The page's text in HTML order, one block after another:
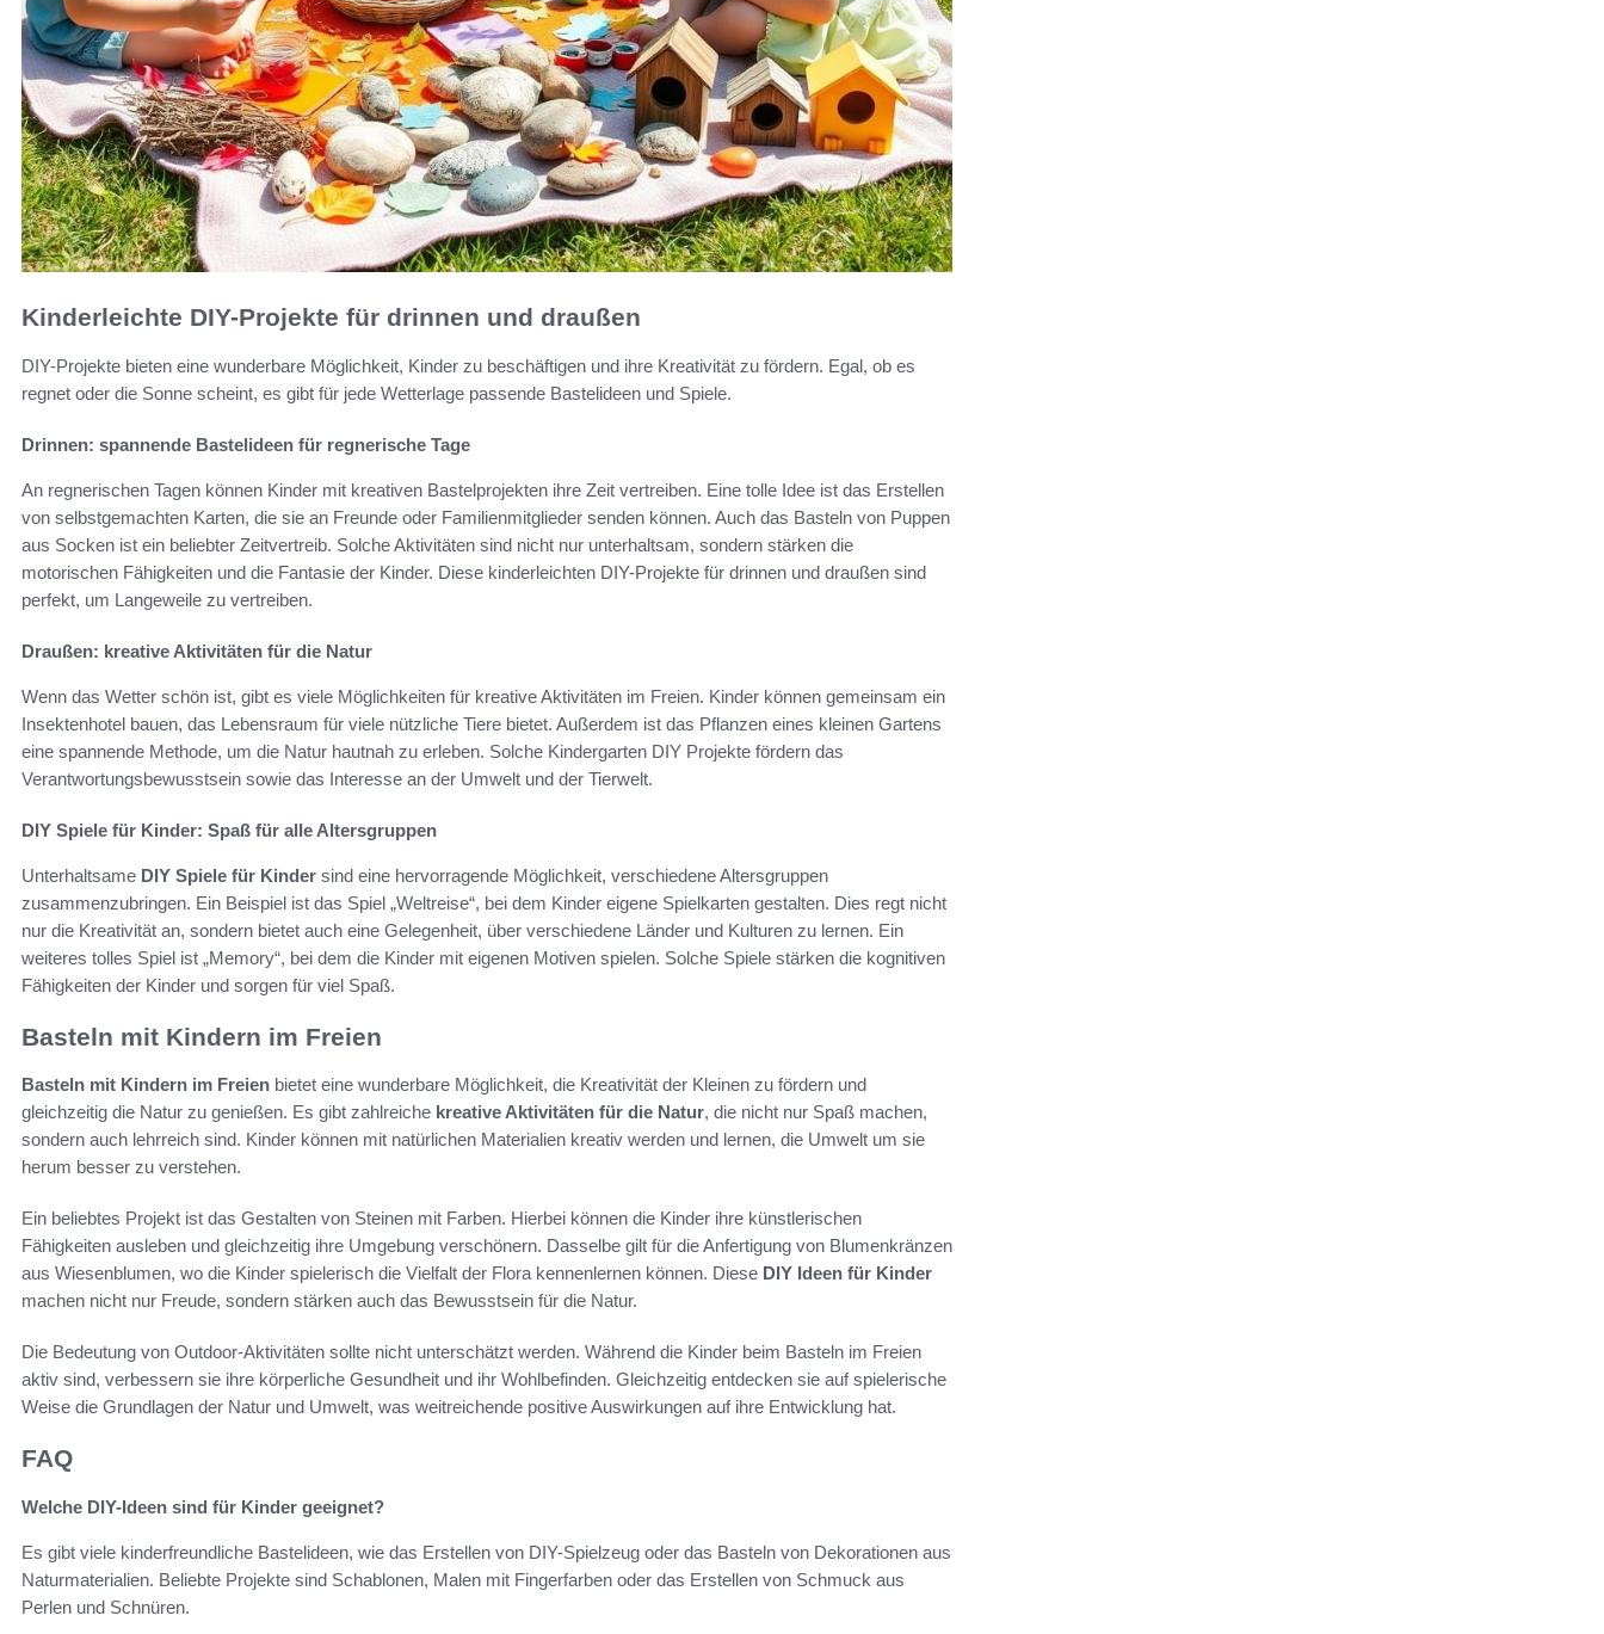
Kinderleichte DIY-Projekte für drinnen und draußen
DIY-Projekte bieten eine wunderbare Möglichkeit, Kinder zu beschäftigen und ihre Kreativität zu fördern. Egal, ob es
regnet oder die Sonne scheint, es gibt für jede Wetterlage passende Bastelideen und Spiele.
Drinnen: spannende Bastelideen für regnerische Tage
An regnerischen Tagen können Kinder mit kreativen Bastelprojekten ihre Zeit vertreiben. Eine tolle Idee ist das Erstellen
von selbstgemachten Karten, die sie an Freunde oder Familienmitglieder senden können. Auch das Basteln von Puppen
aus Socken ist ein beliebter Zeitvertreib. Solche Aktivitäten sind nicht nur unterhaltsam, sondern stärken die
motorischen Fähigkeiten und die Fantasie der Kinder. Diese kinderleichten DIY-Projekte für drinnen und draußen sind
perfekt, um Langeweile zu vertreiben.
Draußen: kreative Aktivitäten für die Natur
Wenn das Wetter schön ist, gibt es viele Möglichkeiten für kreative Aktivitäten im Freien. Kinder können gemeinsam ein
Insektenhotel bauen, das Lebensraum für viele nützliche Tiere bietet. Außerdem ist das Pflanzen eines kleinen Gartens
eine spannende Methode, um die Natur hautnah zu erleben. Solche Kindergarten DIY Projekte fördern das
Verantwortungsbewusstsein sowie das Interesse an der Umwelt und der Tierwelt.
DIY Spiele für Kinder: Spaß für alle Altersgruppen
Unterhaltsame DIY Spiele für Kinder sind eine hervorragende Möglichkeit, verschiedene Altersgruppen
zusammenzubringen. Ein Beispiel ist das Spiel „Weltreise“, bei dem Kinder eigene Spielkarten gestalten. Dies regt nicht
nur die Kreativität an, sondern bietet auch eine Gelegenheit, über verschiedene Länder und Kulturen zu lernen. Ein
weiteres tolles Spiel ist „Memory“, bei dem die Kinder mit eigenen Motiven spielen. Solche Spiele stärken die kognitiven
Fähigkeiten der Kinder und sorgen für viel Spaß.
Basteln mit Kindern im Freien
Basteln mit Kindern im Freien bietet eine wunderbare Möglichkeit, die Kreativität der Kleinen zu fördern und
gleichzeitig die Natur zu genießen. Es gibt zahlreiche kreative Aktivitäten für die Natur, die nicht nur Spaß machen,
sondern auch lehrreich sind. Kinder können mit natürlichen Materialien kreativ werden und lernen, die Umwelt um sie
herum besser zu verstehen.
Ein beliebtes Projekt ist das Gestalten von Steinen mit Farben. Hierbei können die Kinder ihre künstlerischen
Fähigkeiten ausleben und gleichzeitig ihre Umgebung verschönern. Dasselbe gilt für die Anfertigung von Blumenkränzen
aus Wiesenblumen, wo die Kinder spielerisch die Vielfalt der Flora kennenlernen können. Diese DIY Ideen für Kinder
machen nicht nur Freude, sondern stärken auch das Bewusstsein für die Natur.
Die Bedeutung von Outdoor-Aktivitäten sollte nicht unterschätzt werden. Während die Kinder beim Basteln im Freien
aktiv sind, verbessern sie ihre körperliche Gesundheit und ihr Wohlbefinden. Gleichzeitig entdecken sie auf spielerische
Weise die Grundlagen der Natur und Umwelt, was weitreichende positive Auswirkungen auf ihre Entwicklung hat.
FAQ
Welche DIY-Ideen sind für Kinder geeignet?
Es gibt viele kinderfreundliche Bastelideen, wie das Erstellen von DIY-Spielzeug oder das Basteln von Dekorationen aus
Naturmaterialien. Beliebte Projekte sind Schablonen, Malen mit Fingerfarben oder das Erstellen von Schmuck aus
Perlen und Schnüren.